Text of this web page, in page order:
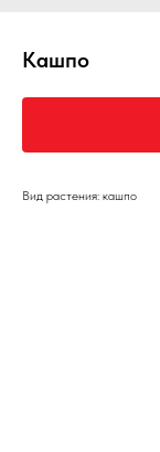
Кашпо
Вид растения: кашпо